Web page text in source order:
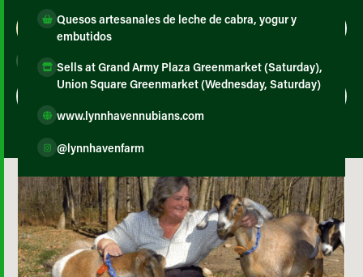
Map View List View
Quesos artesanales de leche de cabra, yogur y
embutidos
Sells at Grand Army Plaza Greenmarket (Saturday),
Union Square Greenmarket (Wednesday, Saturday)
www.lynnhavennubians.com
@lynnhavenfarm